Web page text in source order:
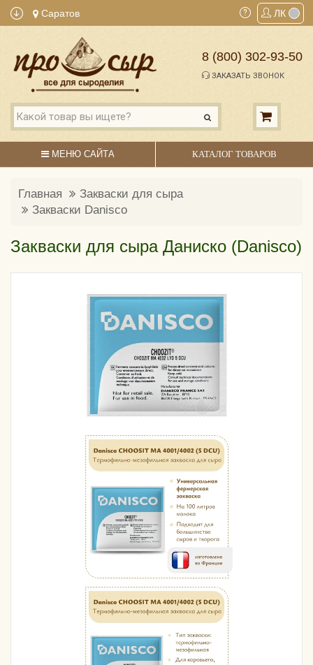
Саратов ЛК
8 (800) 302-93-50
ЗАКАЗАТЬ ЗВОНОК
МЕНЮ САЙТА КАТАЛОГ ТОВАРОВ
Главная
Закваски для сыра
Закваски Danisco
Закваски для сыра Даниско (Danisco)